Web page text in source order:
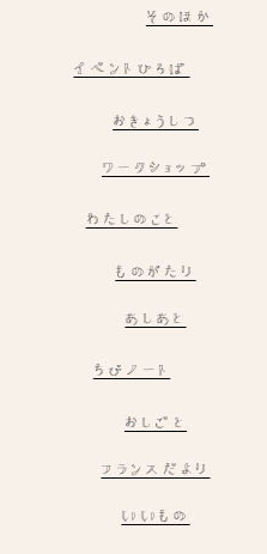
そのほか
イベントひろば
おきょうしつ
ワークショップ
わたしのこと
ものがたり
あしあと
ちびノート
おしごと
フランスだより
いいもの